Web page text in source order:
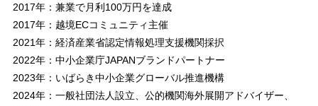
2017年：兼業で月利100万円を達成
2017年：越境ECコミュニティ主催
2021年：経済産業省認定情報処理支援機関採択
2022年：中小企業庁JAPANブランドパートナー
2023年：いばらき中小企業グローバル推進機構
2024年：一般社団法人設立、公的機関海外展開アドバイザー、